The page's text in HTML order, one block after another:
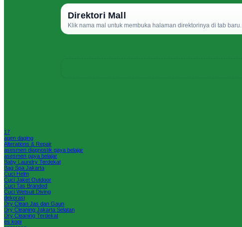
Direktori Mall
Klik nama mal untuk membuka halaman direktorinya di tab baru.
17
agen daging
Alterations & Repair
asesmen diagnostik gaya belajar
asesmen gaya belajar
Baby Laundry Terdekat
Bag Spa Jakarta
Cuci Helm
Cuci Jaket Outdoor
Cuci Tas Branded
Cuci Wetsuit Diving
dekorasi
Dry Clean Jas dan Gaun
Dry Cleaning Jakarta Selatan
Dry Cleaning Terdekat
es kopi